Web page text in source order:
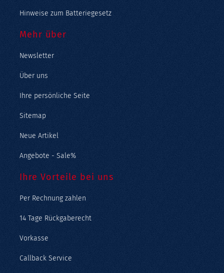
Hinweise zum Batteriegesetz
Mehr über
Newsletter
Über uns
Ihre persönliche Seite
Sitemap
Neue Artikel
Angebote - Sale%
Ihre Vorteile bei uns
Per Rechnung zahlen
14 Tage Rückgaberecht
Vorkasse
Callback Service